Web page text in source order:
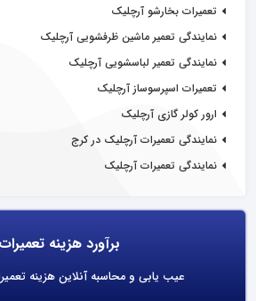
تعمیرات بخارشو آرچلیک
نمایندگی تعمیر ماشین ظرفشویی آرچلیک
نمایندگی تعمیر لباسشویی آرچلیک
تعمیرات اسپرسوساز آرچلیک
ارور کولر گازی آرچلیک
نمایندگی تعمیرات آرچلیک در کرج
نمایندگی تعمیرات آرچلیک
برآورد هزینه
عیب یابی و محاسبه آنلاین هزینه